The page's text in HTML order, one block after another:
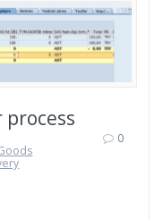
process
0